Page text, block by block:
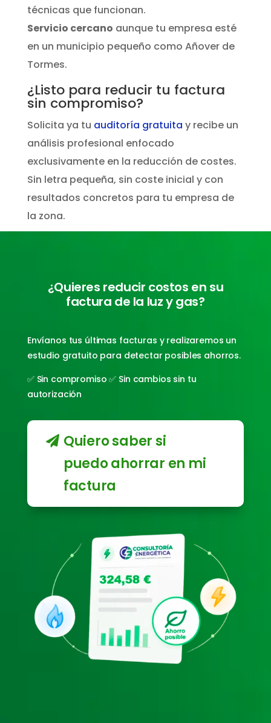
técnicas que funcionan.
Servicio cercano aunque tu empresa esté
en un municipio pequeño como Añover de
Tormes.
¿Listo para reducir tu factura
sin compromiso?
Solicita ya tu auditoría gratuita y recibe un
análisis profesional enfocado
exclusivamente en la reducción de costes.
Sin letra pequeña, sin coste inicial y con
resultados concretos para tu empresa de
la zona.
¿Quieres reducir costos en su
factura de la luz y gas?
Envíanos tus últimas facturas y realizaremos un
estudio gratuito para detectar posibles ahorros.
✅ Sin compromiso ✅ Sin cambios sin tu
autorización
Quiero saber si
puedo ahorrar en mi
factura